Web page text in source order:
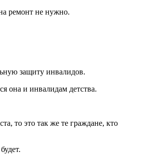
ремонт не нужно.
защиту инвалидов.
она и инвалидам детства.
то это так же те граждане, кто